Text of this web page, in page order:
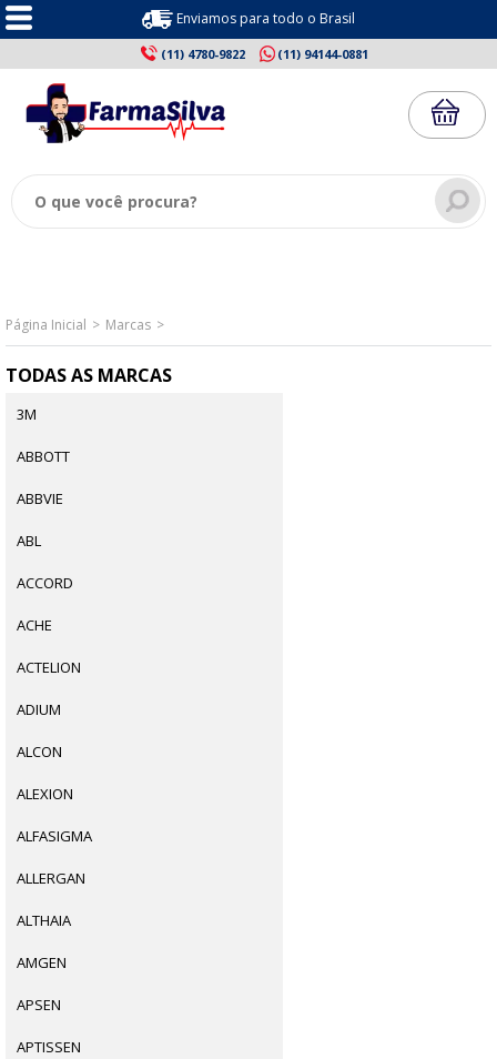
Enviamos para todo o Brasil
(11) 4780-9822 (11) 94144-0881
Página Inicial Marcas
TODAS AS MARCAS
3M
ABBOTT
ABBVIE
ABL
ACCORD
ACHE
ACTELION
ADIUM
ALCON
ALEXION
ALFASIGMA
ALLERGAN
ALTHAIA
AMGEN
APSEN
APTISSEN